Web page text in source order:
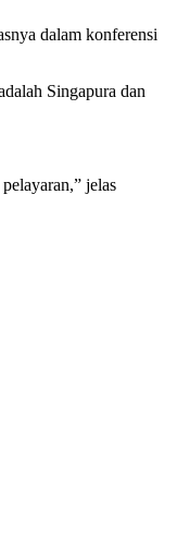
dalam konferensi
Singapura dan
jelas